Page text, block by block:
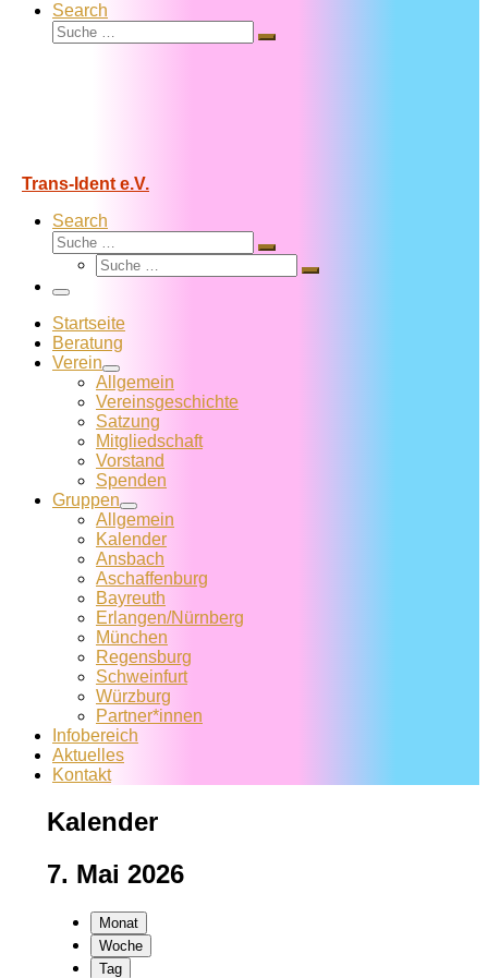
Search
Suche
Suche
Trans-Ident e.V.
Search
Suche
Suche
Suche
Suche
Menü
Startseite
Beratung
Verein
Allgemein
Vereins­geschichte
Satzung
Mitglied­schaft
Vorstand
Spenden
Gruppen
Allgemein
Kalender
Ansbach
Aschaffenburg
Bayreuth
Erlangen/Nürnberg
München
Regensburg
Schweinfurt
Würzburg
Partner*innen
Infobereich
Aktuelles
Kontakt
Kalender
7. Mai 2026
Monat
Woche
Tag